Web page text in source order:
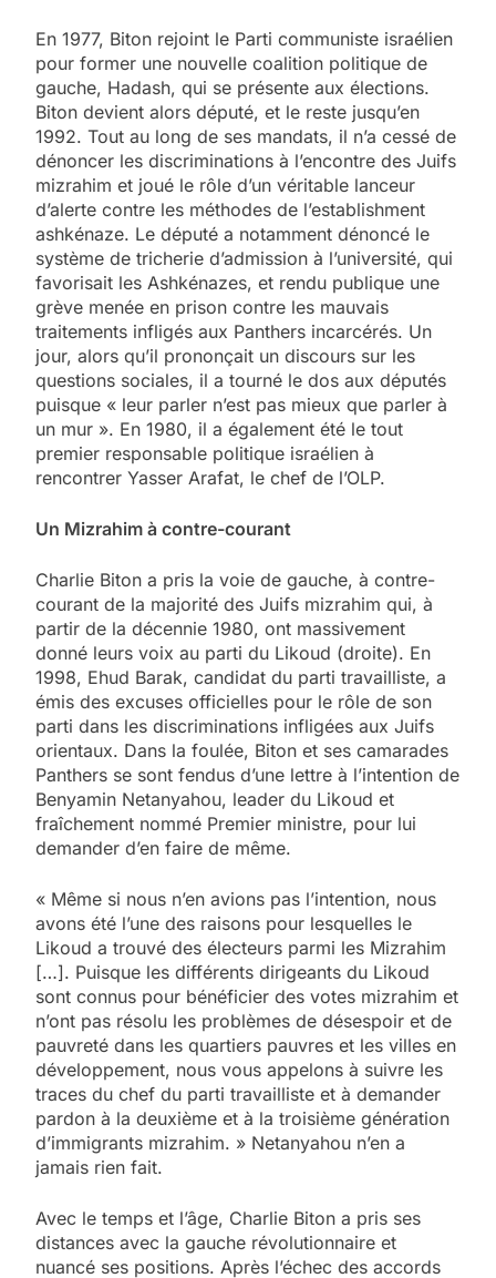
En 1977, Biton rejoint le Parti communiste israélien
pour former une nouvelle coalition politique de
gauche, Hadash, qui se présente aux élections.
Biton devient alors député, et le reste jusqu’en
1992. Tout au long de ses mandats, il n’a cessé de
dénoncer les discriminations à l’encontre des Juifs
mizrahim et joué le rôle d’un véritable lanceur
d’alerte contre les méthodes de l’establishment
ashkénaze. Le député a notamment dénoncé le
système de tricherie d’admission à l’université, qui
favorisait les Ashkénazes, et rendu publique une
grève menée en prison contre les mauvais
traitements infligés aux Panthers incarcérés. Un
jour, alors qu’il prononçait un discours sur les
questions sociales, il a tourné le dos aux députés
puisque « leur parler n’est pas mieux que parler à
un mur ». En 1980, il a également été le tout
premier responsable politique israélien à
rencontrer Yasser Arafat, le chef de l’OLP.
Un Mizrahim à contre-courant
Charlie Biton a pris la voie de gauche, à contre-
courant de la majorité des Juifs mizrahim qui, à
partir de la décennie 1980, ont massivement
donné leurs voix au parti du Likoud (droite). En
1998, Ehud Barak, candidat du parti travailliste, a
émis des excuses officielles pour le rôle de son
parti dans les discriminations infligées aux Juifs
orientaux. Dans la foulée, Biton et ses camarades
Panthers se sont fendus d’une lettre à l’intention de
Benyamin Netanyahou, leader du Likoud et
fraîchement nommé Premier ministre, pour lui
demander d’en faire de même.
« Même si nous n’en avions pas l’intention, nous
avons été l’une des raisons pour lesquelles le
Likoud a trouvé des électeurs parmi les Mizrahim
[…]. Puisque les différents dirigeants du Likoud
sont connus pour bénéficier des votes mizrahim et
n’ont pas résolu les problèmes de désespoir et de
pauvreté dans les quartiers pauvres et les villes en
développement, nous vous appelons à suivre les
traces du chef du parti travailliste et à demander
pardon à la deuxième et à la troisième génération
d’immigrants mizrahim. » Netanyahou n’en a
jamais rien fait.
Avec le temps et l’âge, Charlie Biton a pris ses
distances avec la gauche révolutionnaire et
nuancé ses positions. Après l’échec des accords